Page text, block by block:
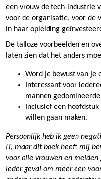
een vrouw de tech-industrie
voor de organisatie, voor de
in haar opleiding
De talloze voorbeelden en
laten zien dat het anders
Word je bewust van je
Interessant voor
mannen
Inclusief een
willen gaan maken.
Persoonlijk heb ik geen
IT, maar dit boek heeft mij
voor alle vrouwen en
ieder geval om meer een